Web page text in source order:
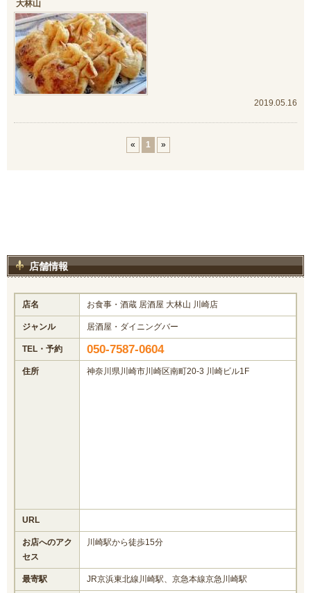
大林山
2019.05.16
« 1 »
店舗情報
店名 お食事・酒蔵 居酒屋 大林山 川崎店
ジャンル 居酒屋・ダイニングバー
TEL・予約 050-7587-0604
住所 神奈川県川崎市川崎区南町20-3 川崎ビル1F
URL
お店へのアク
セス
川崎駅から徒歩15分
最寄駅 JR京浜東北線川崎駅、京急本線京急川崎駅